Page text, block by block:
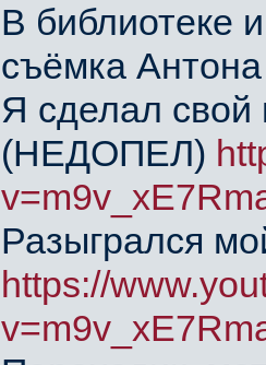
В библиотеке
съёмка
Я сделал
(НЕДОПЕЛ)
Разыгрался
https://